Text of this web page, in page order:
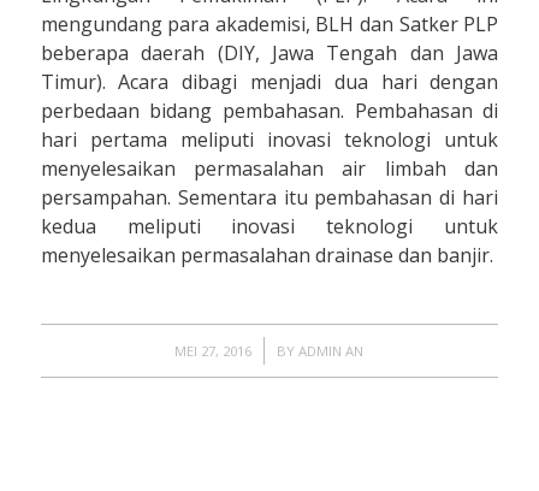
mengundang para akademisi, BLH dan Satker PLP
beberapa daerah (DIY, Jawa Tengah dan Jawa
Timur). Acara dibagi menjadi dua hari dengan
perbedaan bidang pembahasan. Pembahasan di
hari pertama meliputi inovasi teknologi untuk
menyelesaikan permasalahan air limbah dan
persampahan. Sementara itu pembahasan di hari
kedua meliputi inovasi teknologi untuk
menyelesaikan permasalahan drainase dan banjir.
MEI 27, 2016
/ BYADMIN AN